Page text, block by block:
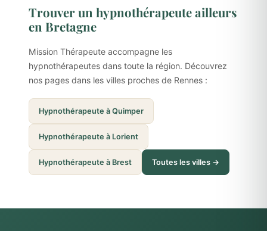
Trouver un hypnothérapeute ailleurs
en Bretagne
Mission Thérapeute accompagne les
hypnothérapeutes dans toute la région. Découvrez
nos pages dans les villes proches de Rennes :
Hypnothérapeute à Quimper
Hypnothérapeute à Lorient
Hypnothérapeute à Brest Toutes les villes →